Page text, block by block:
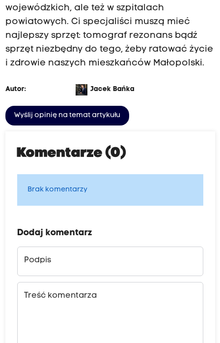
wojewódzkich, ale też w szpitalach
powiatowych. Ci specjaliści muszą mieć
najlepszy sprzęt: tomograf rezonans bądź
sprzęt niezbędny do tego, żeby ratować życie
i zdrowie naszych mieszkańców Małopolski.
Autor: Jacek Bańka
Wyślij opinię na temat artykułu
Komentarze (0)
Brak komentarzy
Dodaj komentarz
Podpis
Treść komentarza